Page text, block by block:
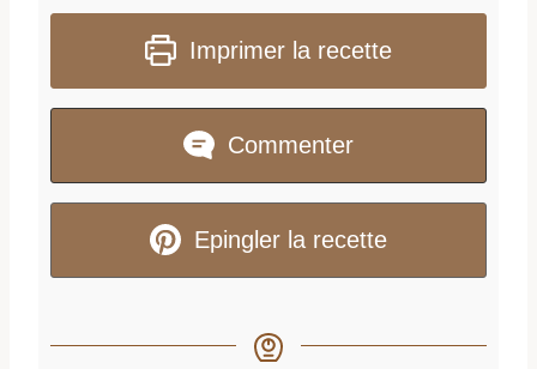
Imprimer la recette
Commenter
Epingler la recette